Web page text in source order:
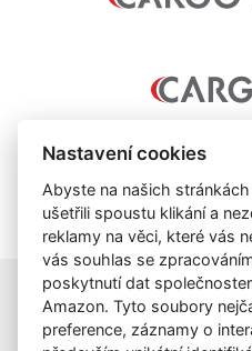
Nastavení cookies
Abyste na našich
ušetřili spoustu klikání a
reklamy na věci, které vás
vás souhlas se
poskytnutí dat
Amazon. Tyto soubory
preference, záznamy o